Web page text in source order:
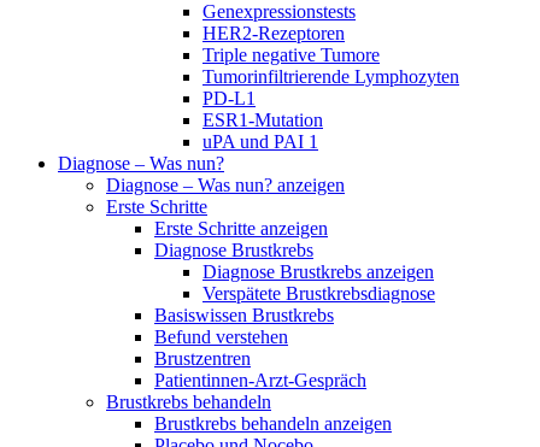
Genexpressionstests
HER2-Rezeptoren
Triple negative Tumore
Tumorinfiltrierende Lymphozyten
PD-L1
ESR1-Mutation
uPA und PAI 1
Diagnose – Was nun?
Diagnose – Was nun? anzeigen
Erste Schritte
Erste Schritte anzeigen
Diagnose Brustkrebs
Diagnose Brustkrebs anzeigen
Verspätete Brustkrebsdiagnose
Basiswissen Brustkrebs
Befund verstehen
Brustzentren
Patientinnen-Arzt-Gespräch
Brustkrebs behandeln
Brustkrebs behandeln anzeigen